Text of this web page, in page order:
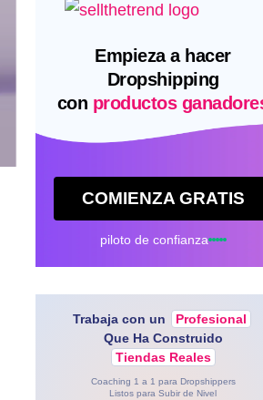
Empieza a hacer
Dropshipping
con productos
COMIENZA GRATIS
piloto de confianza
Trabaja con un
Profesional
Que Ha Construido
Tiendas Reales
Coaching 1 a 1 para Dropshippers
Listos para Subir de Nivel